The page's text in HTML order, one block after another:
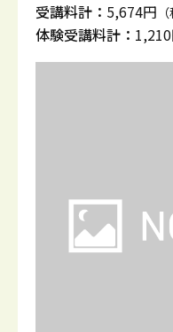
受講料計： 5,674円
体験受講料計：